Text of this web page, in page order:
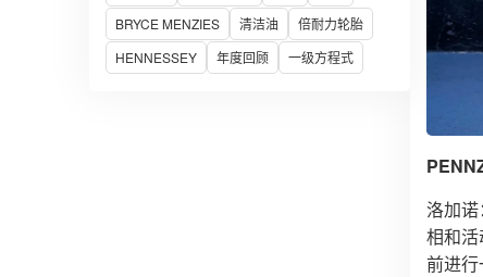
BRYCE MENZIES
清洁油
倍耐力轮胎
HENNESSEY
年度回顾 一级方程式
洛加
相和
前进